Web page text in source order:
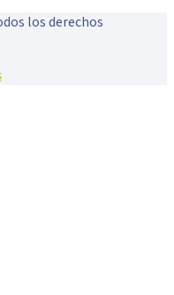
los derechos